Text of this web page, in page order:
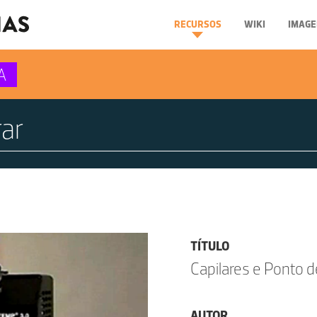
RECURSOS WIKI
TÍTULO
Capilares e Ponto